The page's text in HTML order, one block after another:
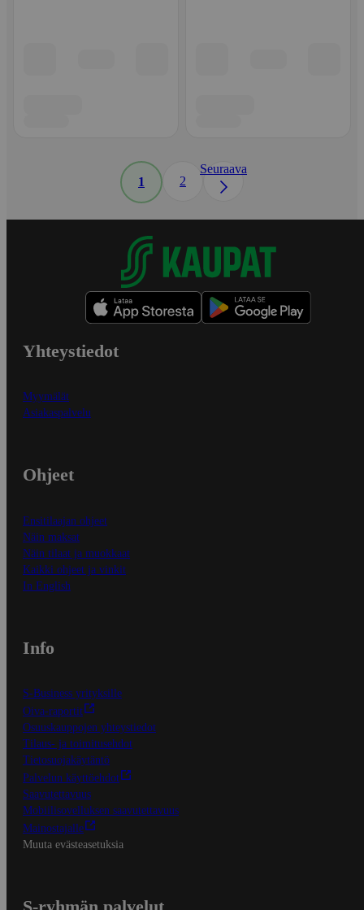
1 2
Seuraava
Yhteystiedot
Myymälät
Asiakaspalvelu
Ohjeet
Ensitilaajan ohjeet
Näin maksat
Näin tilaat ja muokkaat
Kaikki ohjeet ja vinkit
In English
Info
S-Business yrityksille
Oiva-raportit
Osuuskauppojen yhteystiedot
Tilaus- ja toimitusehdot
Tietosuojakäytäntö
Palvelun käyttöehdot
Saavutettavuus
Mobiilisovelluksen saavutettavuus
Mainostajalle
Muuta evästeasetuksia